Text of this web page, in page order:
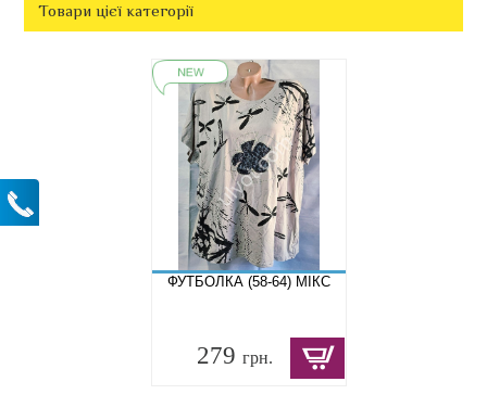
Товари цієї категорії
ФУТБОЛКА (58-64) МІКС
279 грн.